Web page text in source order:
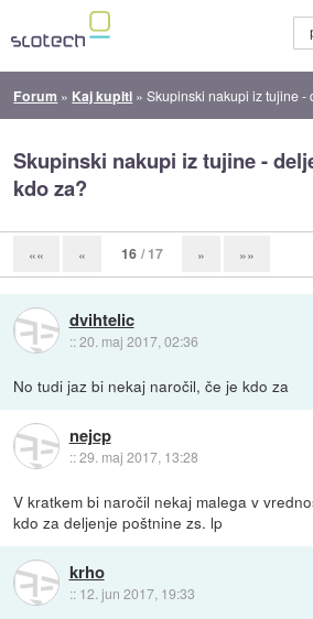
Forum » Kaj kupiti »Skupinski nakupi iz tujine -
Skupinski nakupi iz tujine -
kdo za?
«« « 16 / 17 » »»
dvihtelic
::20. maj 2017, 02:36
No tudi jaz bi nekaj naročil, če je kdo za
nejcp
::29. maj 2017, 13:28
V kratkem bi naročil nekaj malega v
kdo za deljenje poštnine zs. lp
krho
:: 12. jun 2017, 19:33